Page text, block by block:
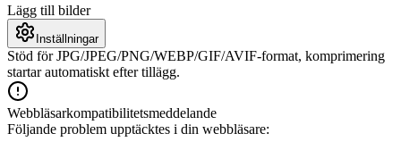
Lägg till bilder
Inställningar
Stöd för JPG/JPEG/PNG/WEBP/GIF/AVIF-format, komprimering
startar automatiskt efter tillägg.
Webbläsarkompatibilitetsmeddelande
Följande problem upptäcktes i din webbläsare: